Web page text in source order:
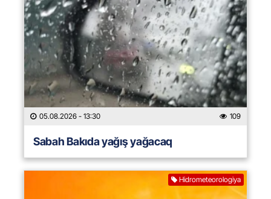
05.08.2026 - 13:30 109
Sabah Bakıda yağış yağacaq
Hidrometeorologiya